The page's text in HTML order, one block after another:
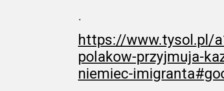
.
https://www.tysol.pl/
polakow-przyjmuja-
niemiec-